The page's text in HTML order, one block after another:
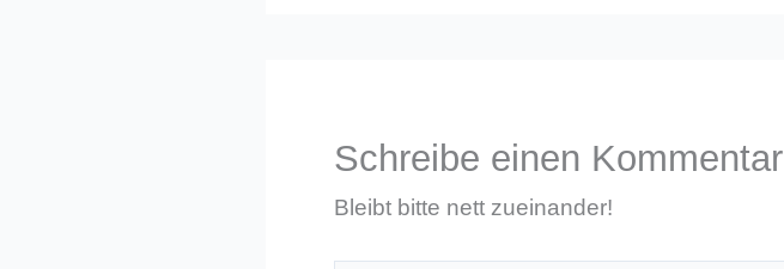
Schreibe einen Kommentar
Bleibt bitte nett zueinander!